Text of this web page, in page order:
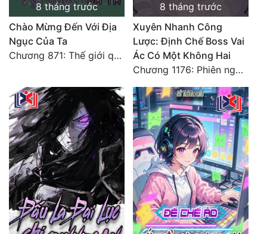
Đông Phương
Đông Phương Huyền Huyễn
Đồng Nhân
Cẩu Đạo Trường Sinh
Ngự Thú
Truyện Nam
Truyện Nữ
Vô Địch Lưu
Xây Dựng Thế Lực
8 tháng trước
Chào Mừng Đến Với Địa
Ngục Của Ta
Chương 871: Thế giới quái vật · Tài xế điên rồi
8 tháng trước
Xuyên Nhanh Công
Lược: Định Chế Boss Vai
Ác Có Một Không Hai
Chương 1176: Phiên ngoại Triều Dương Lâm Nguyệt